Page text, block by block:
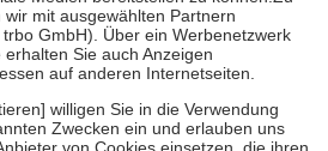
Kosten sowie zehn Euro je
für ihre eigene Gesundheit zu
Stellung der Familie zu unterstützen,
bei:
bis zum vollendeten 18. Lebensjahr